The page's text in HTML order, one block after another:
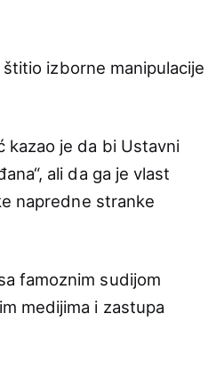
izborne manipulacije
kazao je da bi Ustavni
ali da ga je vlast
napredne stranke
famoznim sudijom
medijima i zastupa